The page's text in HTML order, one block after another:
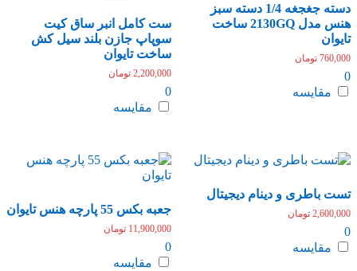
دسته جغجغه 1/4 دسته سبز
هنس مدل 2130GQ ساخت
تایوان
760,000 تومان
0
مقایسه
ست کامل انبر ساق کیت
سوپاپ جازن بلند سیل کش
ساخت تایوان
2,200,000 تومان
0
مقایسه
تست باطری و دینام دیجیتال
2,600,000 تومان
0
مقایسه
جعبه بکس 55 پارچه هنس تایوان
11,900,000 تومان
0
مقایسه